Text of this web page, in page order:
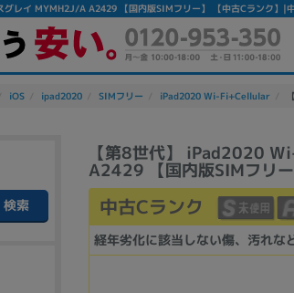
レイ MYMH2J/A A2429 【国内版SIMフリー】 【中古Cランク】|中
iOS ipad2020 SIMフリー iPad2020 Wi-Fi+Cellular
【第8世代】 iPad2020
A2429 【国内版SIMフリー
中古Cランク
経年劣化に該当しない傷、汚れな
検索
かんたんパソコ